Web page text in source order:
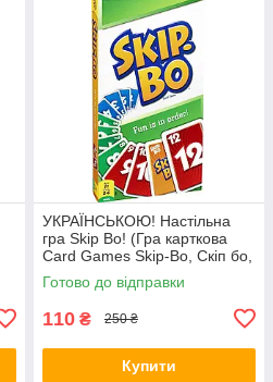
УКРАЇНСЬКОЮ! Настільна
гра Skip Bo! (Гра карткова
Card Games Skip-Bo, Скіп бо,
Скип бо)
Готово до відправки
110 ₴ 250 ₴
Купити